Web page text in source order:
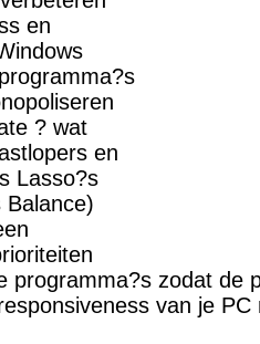
en
? wat
en
Lasso?s
Balance)
programma?s zodat de
van je PC